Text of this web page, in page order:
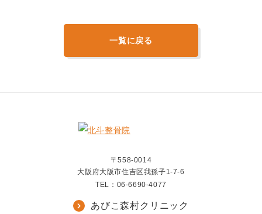
一覧に戻る
〒558-0014
大阪府大阪市住吉区我孫子1-7-6
TEL： 06-6690-4077
あびこ森村クリニック